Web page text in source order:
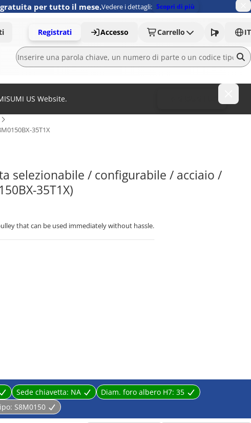
per tutto il mese.Vedere i dettagli: Scopri di più
Registrati Accesso Carrello IT
US Website.
35T1X
selezionabile / configurabile / acciaio /
35T1X)
that can be used immediately without hassle.
Sede chiavetta: NA Diam. foro albero H7: 35
S8M0150